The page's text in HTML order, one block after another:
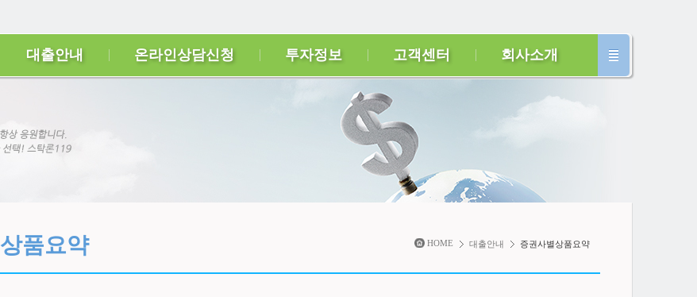
대출안내 온라인상담신청 투자정보 고객센터 회사소개
상품요약 HOME 대출안내 증권사별상품요약